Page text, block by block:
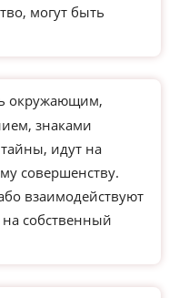
могут быть
окружающим,
знаками
идут на
совершенству.
взаимодействуют
собственный